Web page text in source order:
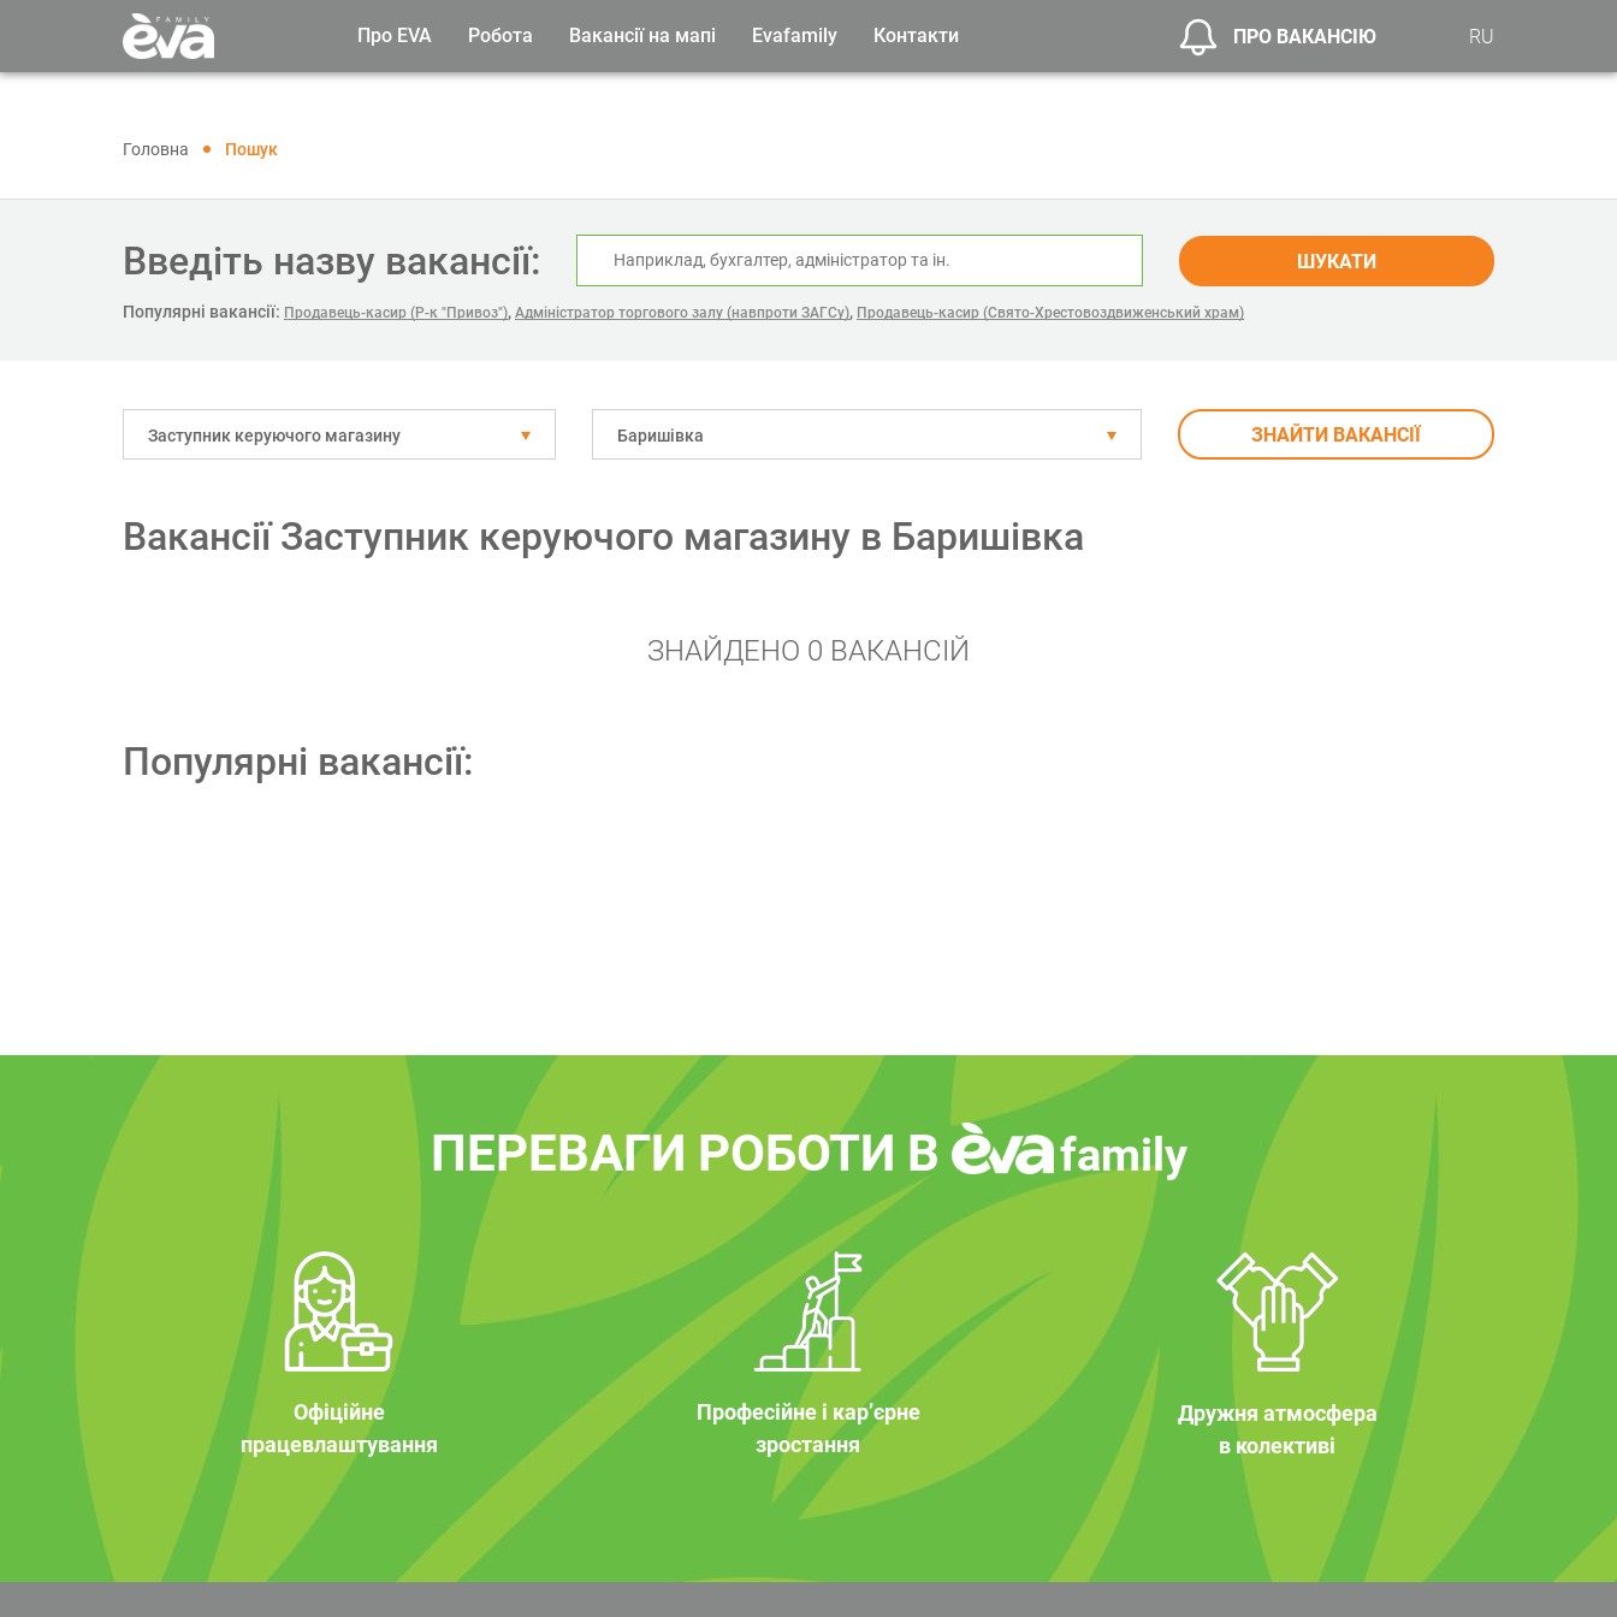
Про EVA Робота Вакансії на мапі Evafamily Контакти ПРО ВАКАНСІЮ RU
Головна Пошук
Введіть назву вакансії: ШУКАТИ
Популярні вакансії: Продавець-касир (Р-к "Привоз"), Адміністратор торгового залу (навпроти ЗАГСу), Продавець-касир (Свято-Хрестовоздвиженський храм)
Заступник керуючого магазину Баришівка ЗНАЙТИ ВАКАНСІЇ
Вакансії Заступник керуючого магазину в Баришівка
ЗНАЙДЕНО 0 ВАКАНСІЙ
Популярні вакансії:
ПЕРЕВАГИ РОБОТИ В family
Офіційне
працевлаштування
Професійне і кар’єрне
зростання
Дружня атмосфера
в колективі